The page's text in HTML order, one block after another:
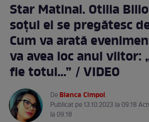
Star Matinal. Otilia
soțul ei se pregătesc
Cum va arată
va avea loc anul viitor:
fie totul...” / VIDEO
DeBianca Cimpoi.
Publicat pe 13.10.2023 la 09:18
la 09:18